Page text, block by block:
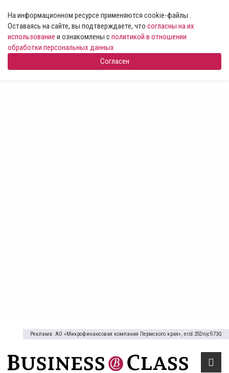
На информационном ресурсе применяются cookie-файлы .
Оставаясь на сайте, вы подтверждаете, что согласны на их
использование и ознакомлены сполитикой в отношении
обработки персональных данных
Согласен
Реклама: АО «Микрофинансовая компания Пермского края», erid:2SDnjcfi73Q